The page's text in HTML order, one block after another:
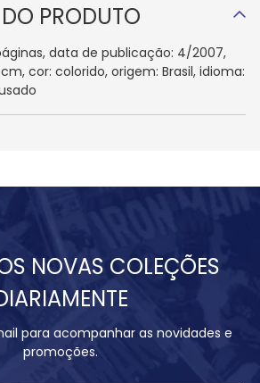
PRODUTO
data de publicação: 4/2007,
cor: colorido, origem: Brasil, idioma:
NOVAS COLEÇÕES
para acompanhar as novidades e
promoções.